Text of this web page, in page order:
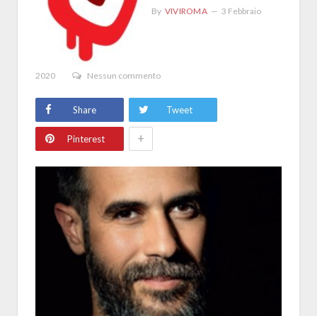
By VIVIROMA 3 Febbraio
2020 Nessun commento
Share Tweet
Pinterest +